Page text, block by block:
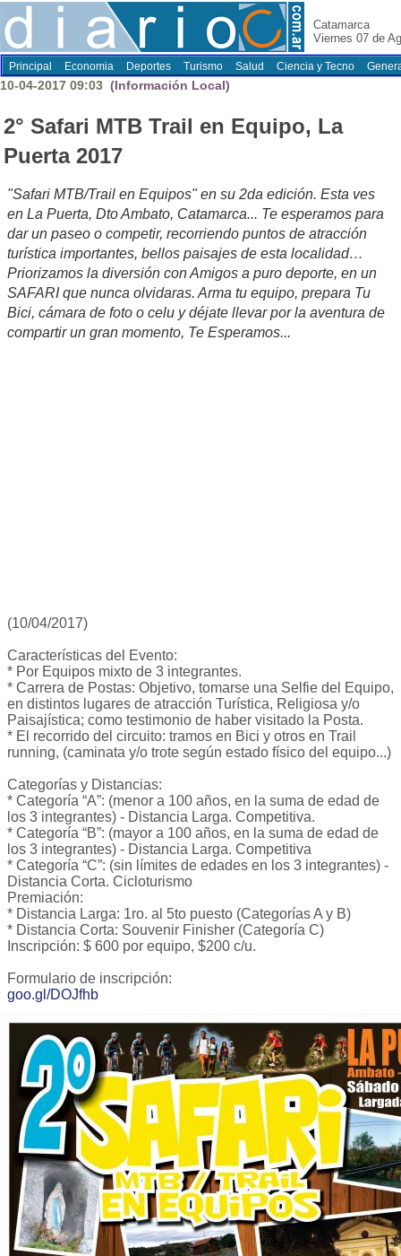
Catamarca
Viernes 07 de
Principal Economia Deportes Turismo Salud Ciencia y Tecno
10-04-2017 09:03 (Información Local)
2° Safari MTB Trail en Equipo, La
Puerta 2017
"Safari MTB/Trail en Equipos" en su 2da edición. Esta ves
en La Puerta, Dto Ambato, Catamarca... Te esperamos para
dar un paseo o competir, recorriendo puntos de atracción
turística importantes, bellos paisajes de esta localidad…
Priorizamos la diversión con Amigos a puro deporte, en un
SAFARI que nunca olvidaras. Arma tu equipo, prepara Tu
Bici, cámara de foto o celu y déjate llevar por la aventura de
compartir un gran momento, Te Esperamos...
(10/04/2017)
Características del Evento:
* Por Equipos mixto de 3 integrantes.
* Carrera de Postas: Objetivo, tomarse una Selfie del Equipo,
en distintos lugares de atracción Turística, Religiosa y/o
Paisajística; como testimonio de haber visitado la Posta.
* El recorrido del circuito: tramos en Bici y otros en Trail
running, (caminata y/o trote según estado físico del equipo...)
Categorías y Distancias:
* Categoría “A”: (menor a 100 años, en la suma de edad de
los 3 integrantes) - Distancia Larga. Competitiva.
* Categoría “B”: (mayor a 100 años, en la suma de edad de
los 3 integrantes) - Distancia Larga. Competitiva
* Categoría “C”: (sin límites de edades en los 3 integrantes) -
Distancia Corta. Cicloturismo
Premiación:
* Distancia Larga: 1ro. al 5to puesto (Categorías A y B)
* Distancia Corta: Souvenir Finisher (Categoría C)
Inscripción: $ 600 por equipo, $200 c/u.
Formulario de inscripción:
goo.gl/DOJfhb